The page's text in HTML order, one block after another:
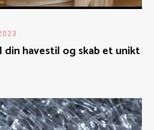
havestil og skab et unikt